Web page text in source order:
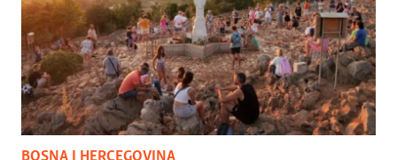
BOSNA I HERCEGOVINA